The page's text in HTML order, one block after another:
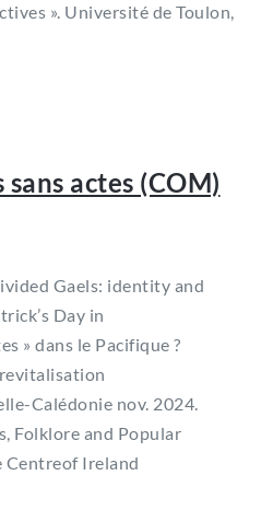
». Université de Toulon,
actes (COM)
Gaels: identity and
Day in
» dans le Pacifique ?
Calédonie nov. 2024.
Folklore and Popular
Centreof Ireland